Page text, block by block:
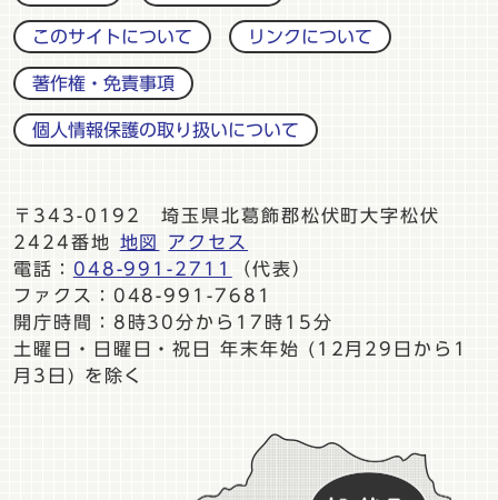
このサイトについて リンクについて
著作権・免責事項
個人情報保護の取り扱いについて
〒343-0192 埼玉県北葛飾郡松伏町大字松伏
2424番地
地図
アクセス
電話： 048-991-2711
（代表）
ファクス：048-991-7681
開庁時間：8時30分から17時15分
土曜日・日曜日・祝日 年末年始 (12月29日から1
月3日) を除く